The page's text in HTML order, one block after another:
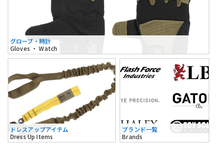
グローブ・時計
Gloves ・ Watch
ドレスアップアイテム
Dress Up Items
ブランド一覧
Brands